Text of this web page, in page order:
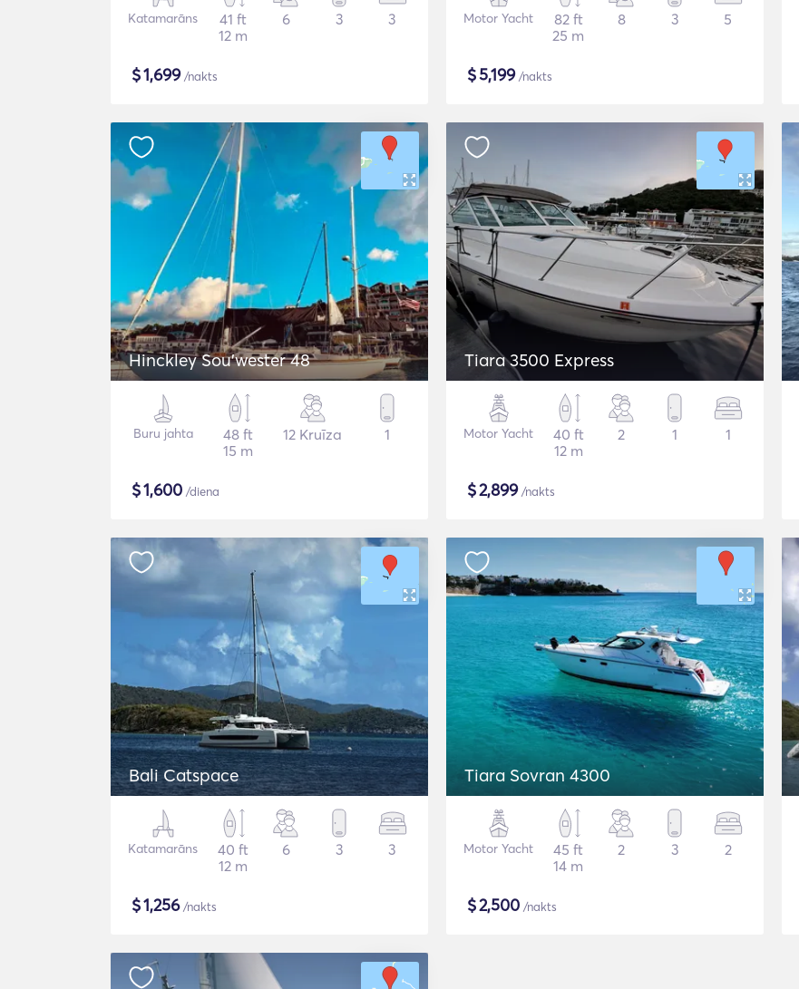
Katamarāns
41 ft
12 m
6 3 3
$1,699/nakts
Motor Yacht
82 ft
25 m
8 3 5
$5,199/nakts
Hinckley Sou’wester 48
Buru jahta
48 ft
15 m
12 Kruīza 1
$1,600 /diena
Tiara 3500 Express
Motor Yacht
40 ft
12 m
2 1 1
$2,899/nakts
Bali Catspace
Katamarāns
40 ft
12 m
6 3 3
$1,256/nakts
Tiara Sovran 4300
Motor Yacht
45 ft
14 m
2 3 2
$2,500 /nakts